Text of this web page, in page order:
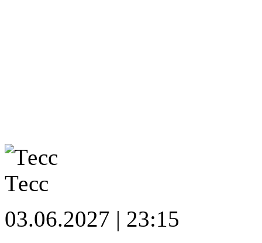
Тесс
03.06.2027 | 23:15